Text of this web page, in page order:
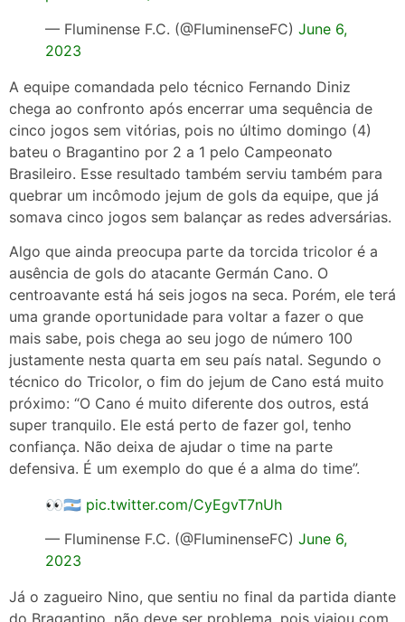
— Fluminense F.C. (@FluminenseFC) June 6,
2023
A equipe comandada pelo técnico Fernando Diniz
chega ao confronto após encerrar uma sequência de
cinco jogos sem vitórias, pois no último domingo (4)
bateu o Bragantino por 2 a 1 pelo Campeonato
Brasileiro. Esse resultado também serviu também para
quebrar um incômodo jejum de gols da equipe, que já
somava cinco jogos sem balançar as redes adversárias.
Algo que ainda preocupa parte da torcida tricolor é a
ausência de gols do atacante Germán Cano. O
centroavante está há seis jogos na seca. Porém, ele terá
uma grande oportunidade para voltar a fazer o que
mais sabe, pois chega ao seu jogo de número 100
justamente nesta quarta em seu país natal. Segundo o
técnico do Tricolor, o fim do jejum de Cano está muito
próximo: “O Cano é muito diferente dos outros, está
super tranquilo. Ele está perto de fazer gol, tenho
confiança. Não deixa de ajudar o time na parte
defensiva. É um exemplo do que é a alma do time”.
👀🇦🇷 pic.twitter.com/CyEgvT7nUh
— Fluminense F.C. (@FluminenseFC) June 6,
2023
Já o zagueiro Nino, que sentiu no final da partida diante